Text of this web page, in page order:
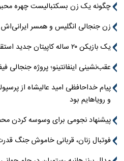
چگونه یک زن بسکتبالیست چهره
زن جنجالی انگلیس و همسر ایرانی‌اش
یک بازیکن ۲۰ ساله کاپیتان جدید استقلال
عقب‌نشینی اینفانتینو؛ پروژه
پیام خداحافظی امید عالیشاه از
و رویاهایم بود
پیشنهاد نجومی برای وسوسه کردن
فوتبال زنان، قربانی خاموش جنگ